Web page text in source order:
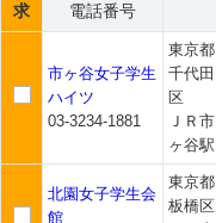
求
電話番号
市ヶ谷女子学生
ハイツ
03-3234-1881
東京都
千代田
区
ＪＲ市
ヶ谷駅
北園女子学生会
館
東京都
板橋区